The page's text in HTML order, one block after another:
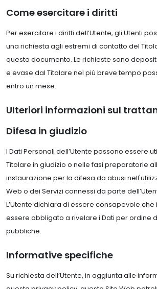
Come esercitare i diritti
Per esercitare i diritti dell’Utente, gli Utenti
una richiesta agli estremi di contatto del
questo documento. Le richieste sono
e evase dal Titolare nel più breve tempo
entro un mese.
Ulteriori informazioni sul
Difesa in giudizio
I Dati Personali dell’Utente possono essere
Titolare in giudizio o nelle fasi preparatorie
instaurazione per la difesa da abusi
Web o dei Servizi connessi da parte
L’Utente dichiara di essere consapevole
essere obbligato a rivelare i Dati per ordine
pubbliche.
Informative specifiche
Su richiesta dell’Utente, in aggiunta alle